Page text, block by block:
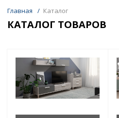
Главная / Каталог
КАТАЛОГ ТОВАРОВ